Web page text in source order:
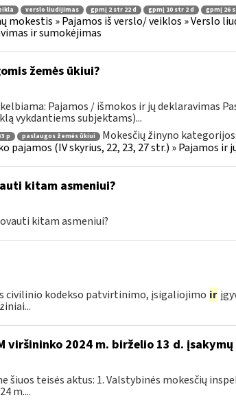
verslo liudijimas gpmį 2 str 22 d gpmį 10 str 2 d gpmį 26
mokestis » Pajamos iš verslo/ veiklos » Verslo
ir sumokėjimas
žemės ūkiui?
Pajamos / išmokos ir jų deklaravimas
vykdantiems subjektams)...
p paslaugos žemės ūkiui Mokesčių žinyno kategorijos:
(IV skyrius, 22, 23, 27 str.) » Pajamos ir
kitam asmeniui?
kitam asmeniui?
civilinio kodekso patvirtinimo, įsigaliojimo ir
viršininko 2024 m. birželio 13 d. įsakymų
šiuos teisės aktus: 1. Valstybinės mokesčių
m....